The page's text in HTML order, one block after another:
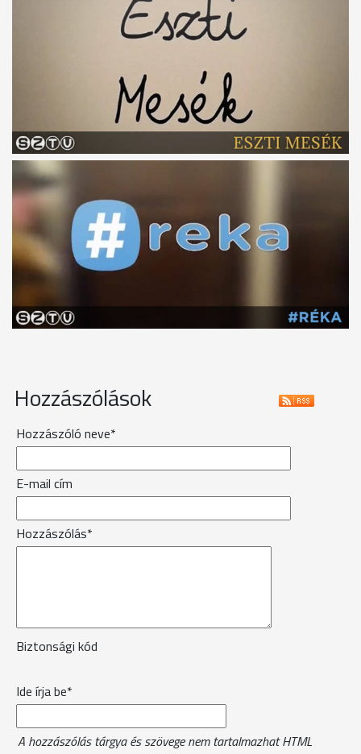
Hozzászólások
Hozzászóló neve*
E-mail cím
Hozzászólás*
Biztonsági kód
Ide írja be*
A hozzászólás tárgya és szövege nem tartalmazhat HTML